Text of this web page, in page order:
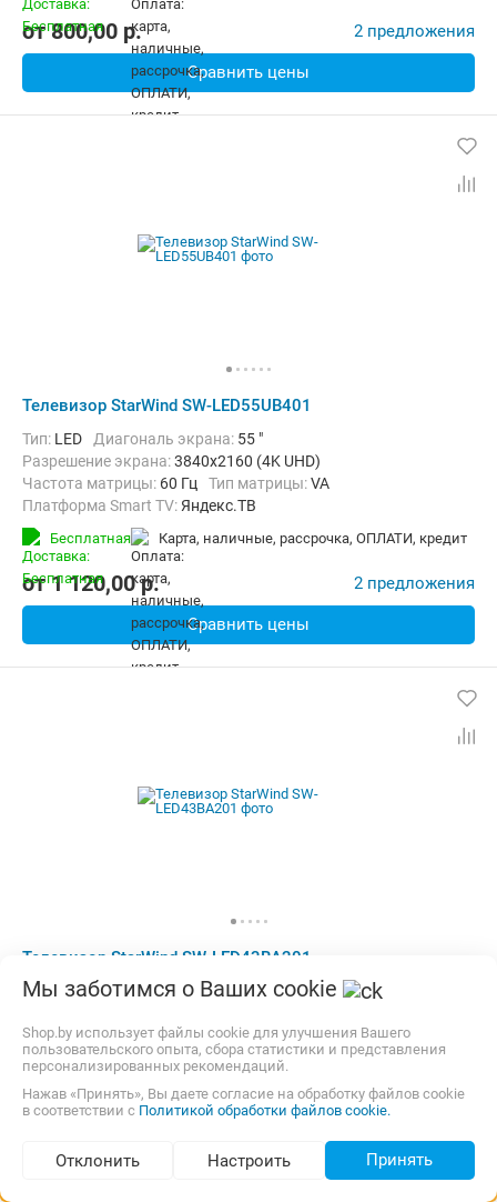
Подбор по параметрам (95)
от800,00 p. 2 предложения
Сравнить цены
Телевизор StarWind SW-LED55UB401
Тип: LED Диагональ экрана: 55 "
Разрешение экрана:3840x2160 (4K UHD)
Частота матрицы: 60 Гц Тип матрицы:VA
Платформа Smart TV: Яндекс.ТВ
Беспроводные интерфейсы:
Бесплатная карта, наличные, рассрочка, ОПЛАТИ, кредит
от1 120,00p. 2 предложения
Сравнить цены
Телевизор StarWind SW-LED43BA201
Тип: LED Диагональ экрана:43 "
Частота матрицы:60 Гц
Бесплатная карта, наличные, рассрочка, ОПЛАТИ, кредит
от650,00p. 2 предложения
Сравнить цены
Мы заботимся о Ваших cookie
Shop.by использует файлы cookie для улучшения Вашего
пользовательского опыта, сбора статистики и представления
персонализированных рекомендаций.
Нажав «Принять», Вы даете согласие на обработку файлов cookie
в соответствии с Политикой обработки файлов cookie.
Отклонить Настроить Принять